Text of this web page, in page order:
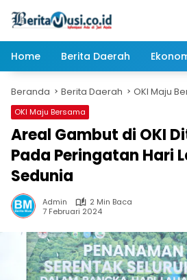
Home
Berita Daerah
Beranda Berita Daerah OKI Maju
OKI Maju Bersama
Areal Gambut di OKI
Pada Peringatan Hari
Sedunia
Admin
2 Min Baca
7 Februari 2024